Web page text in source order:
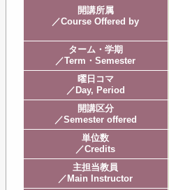
開講所属
／Course Offered by
ターム・学期
／Term・Semester
曜日コマ
／Day, Period
開講区分
／Semester offered
単位数
／Credits
主担当教員
／Main Instructor